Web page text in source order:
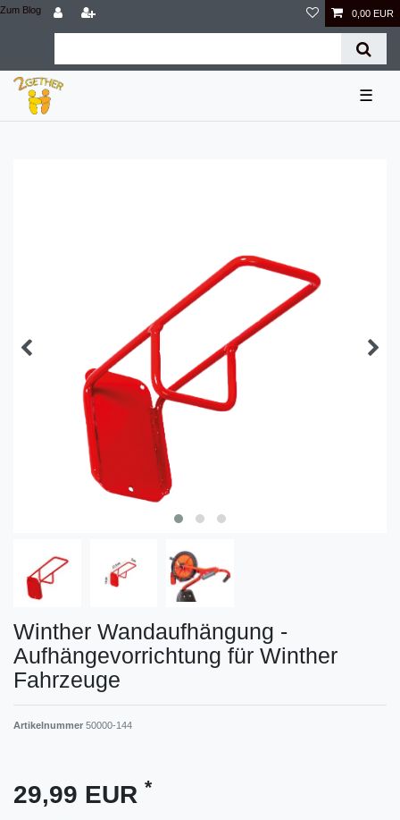
Zum Blog 0,00 EUR
☰
Winther Wandaufhängung -
Aufhängevorrichtung für Winther
Fahrzeuge
Artikelnummer 50000-144
29,99 EUR *